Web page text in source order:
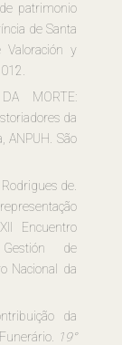
patrimonio
de Santa
Valoración y
MORTE:
da
ANPUH. São
de.
Encuentro
Gestión de
Nacional da
da
19°